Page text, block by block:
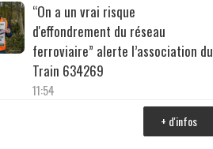
“On a un vrai risque
d'effondrement du réseau
ferroviaire” alerte l’association du
Train 634269
11:54
+ d'infos